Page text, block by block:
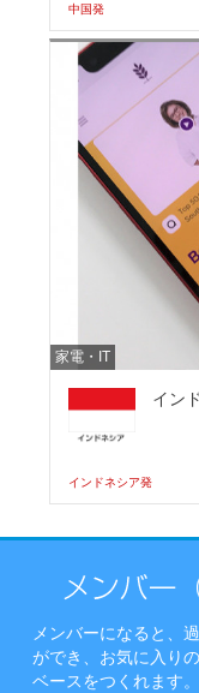
中国発
家電・IT
イン
インドネシア発
メンバーになると、
ができ、お気に入り
ベースをつくれます